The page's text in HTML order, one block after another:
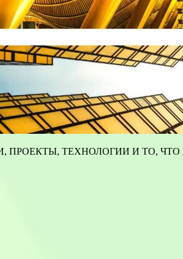
ТЕХНОЛОГИИ И ТО,